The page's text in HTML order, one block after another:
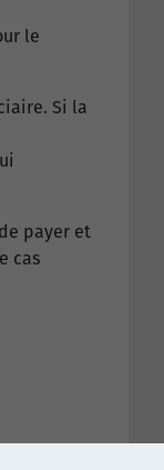
le
Si la
payer et
cas